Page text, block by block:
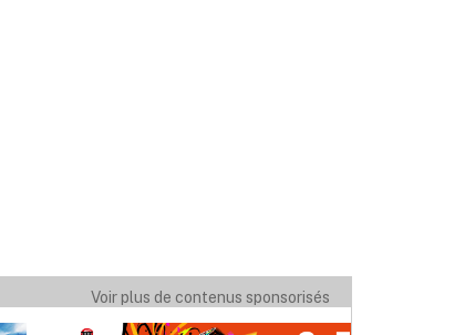
Voir plus de contenus sponsorisés